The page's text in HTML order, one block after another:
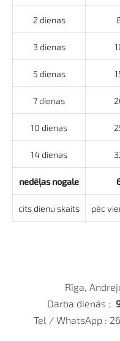
2 dienas
3 dienas
5 dienas
7 dienas
10 dienas
14 dienas
nedēļas nogale
cits dienu skaits pēc
Rīga,
Darba dienās :
Tel / WhatsApp :